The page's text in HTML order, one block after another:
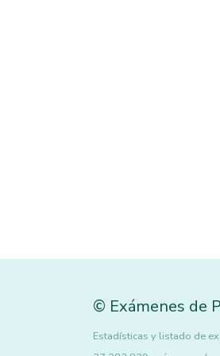
© Exámenes de
Estadísticas y listado de